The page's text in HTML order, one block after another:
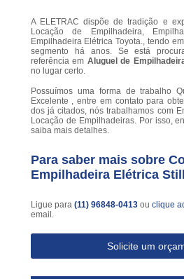
A ELETRAC dispõe de tradição e
Locação de Empilhadeira,
Empilhadeira Elétrica Toyota., tendo
segmento há anos. Se está
referência em Aluguel de
no lugar certo.
Possuímos uma forma de trabalho
Excelente , entre em contato para
dos já citados, nós trabalhamos com
Locação de Empilhadeiras. Por isso,
saiba mais detalhes.
Para saber mais sobre
Empilhadeira Elétrica
Ligue para (11) 96848-0413 ou clique
email.
Solicite um